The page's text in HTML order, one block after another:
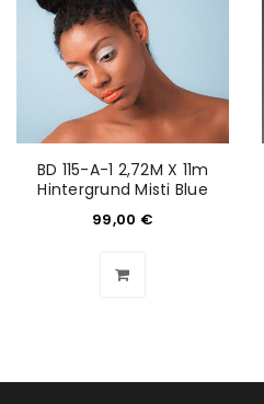
BD 115-A-1 2,72M X 11m
Hintergrund Misti Blue
99,00 €